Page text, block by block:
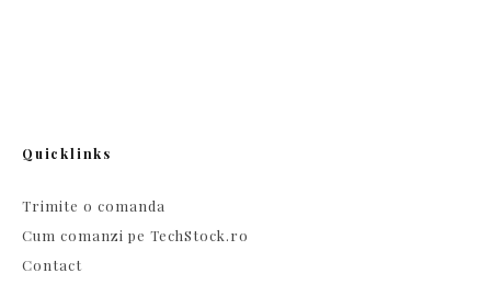
Quicklinks
Trimite o comanda
Cum comanzi pe TechStock.ro
Contact